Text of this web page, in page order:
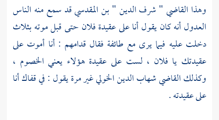
وهذا القاضي "شرف الدين " بن المقدسيقد سمع منه الناس
العدول أنه كان يقول أنا على عقيدة فلان حتى قبل موته بثلاث
دخلت عليه فيما يرى مع طائفة فقال قدامهم : أنا أموت على
عقيدتك يا فلان ، لست على عقيدة هؤلاء يعني الخصوم ،
وكذلكالقاضي شهاب الدين الخوليغير مرة يقول : في قفاك أنا
على عقيدته .